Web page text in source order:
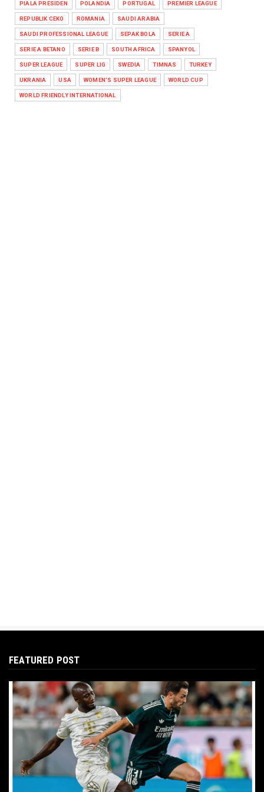
PIALA PRESIDEN POLANDIA PORTUGAL PREMIER LEAGUE
REPUBLIK CEKO ROMANIA SAUDI ARABIA
SAUDI PROFESSIONAL LEAGUE SEPAK BOLA SERIE A
SERIE A BETANO SERIE B SOUTH AFRICA SPANYOL
SUPER LEAGUE SUPER LIG SWEDIA TIMNAS TURKEY
UKRANIA USA WOMEN'S SUPER LEAGUE WORLD CUP
WORLD FRIENDLY INTERNATIONAL
FEATURED POST